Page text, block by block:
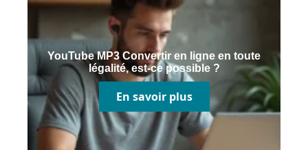
YouTube MP3 Convertir en ligne en toute
légalité, est-ce possible ?
En savoir plus